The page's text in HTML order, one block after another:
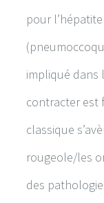
pour
impliqué dans
contracter est
classique
rougeole/les
des